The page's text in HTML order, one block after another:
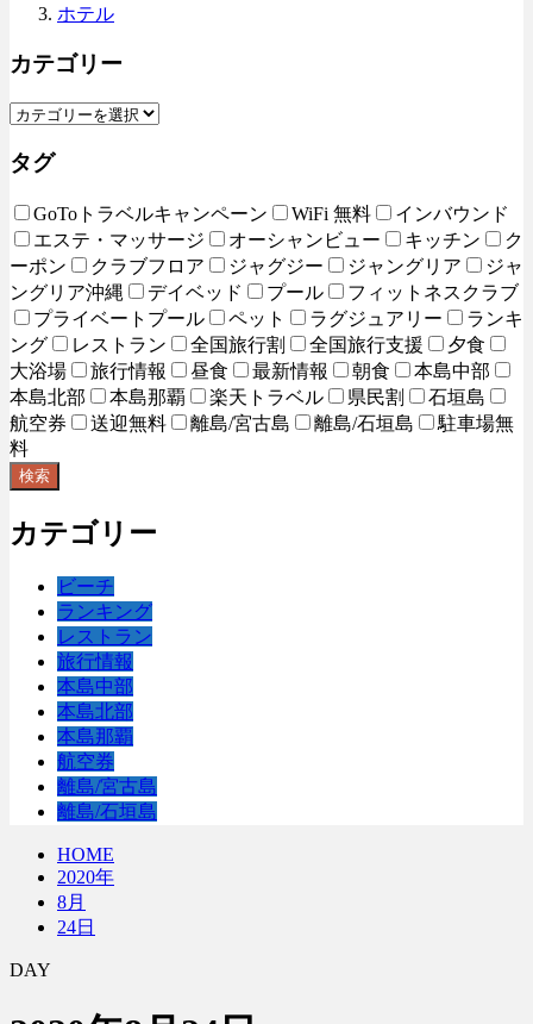
ホテル
カテゴリー
タグ
GoToトラベルキャンペーン WiFi 無料
インバウンド
エステ・マッサージ
オーシャンビュー キッチン
ク
ーポン
クラブフロア ジャグジー ジャングリア
ジャ
ングリア沖縄
デイベッド プール
フィットネスクラブ
プライベートプール
ペット ラグジュアリー
ランキ
ング
レストラン 全国旅行割 全国旅行支援
夕食
大浴場
旅行情報 昼食 最新情報 朝食
本島中部
本島北部
本島那覇 楽天トラベル 県民割
石垣島
航空券
送迎無料 離島/宮古島 離島/石垣島
駐車場無
料
検索
カテゴリー
ビーチ
ランキング
レストラン
旅行情報
本島中部
本島北部
本島那覇
航空券
離島/宮古島
離島/石垣島
HOME
2020年
8月
24日
DAY